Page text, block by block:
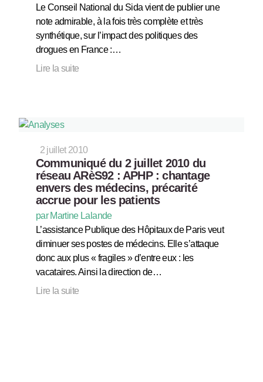
Le Conseil National du Sida vient de publier une
note admirable, à la fois très complète et très
synthétique, sur l’impact des politiques des
drogues en France :…
Lire la suite
2 juillet 2010
Communiqué du 2 juillet 2010 du
réseau ARèS92 : APHP : chantage
envers des médecins, précarité
accrue pour les patients
par Martine Lalande
L’assistance Publique des Hôpitaux de Paris veut
diminuer ses postes de médecins. Elle s’attaque
donc aux plus « fragiles » d’entre eux : les
vacataires. Ainsi la direction de…
Lire la suite